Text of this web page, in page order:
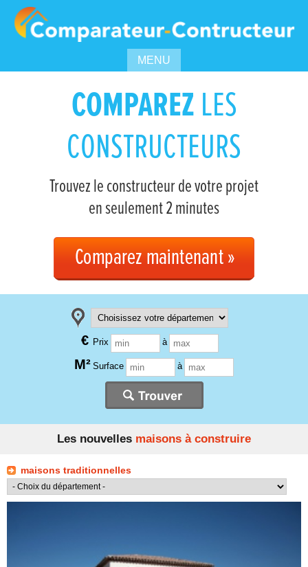
MENU
COMPAREZ LES
CONSTRUCTEURS
Trouvez le constructeur de votre projet
en seulement 2 minutes
€ Prix à
M² Surface à
Les nouvelles maisons à construire
maisons traditionnelles